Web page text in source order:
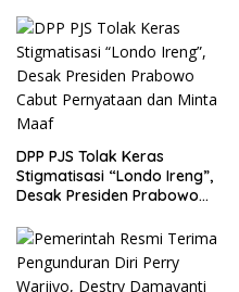
DPP PJS Tolak Keras
Stigmatisasi “Londo Ireng”,
Desak Presiden Prabowo
Maaf